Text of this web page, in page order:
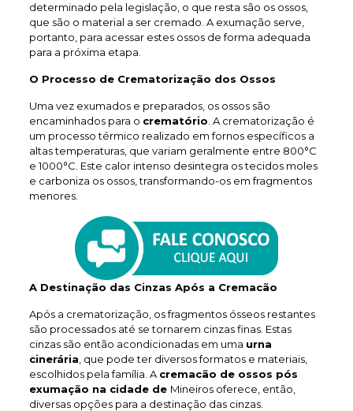
determinado pela legislação, o que resta são os ossos,
que são o material a ser cremado. A exumação serve,
portanto, para acessar estes ossos de forma adequada
para a próxima etapa.
O Processo de Crematorização dos Ossos
Uma vez exumados e preparados, os ossos são
encaminhados para o crematório . A crematorização é
um processo térmico realizado em fornos específicos a
altas temperaturas, que variam geralmente entre 800°C
e 1000°C. Este calor intenso desintegra os tecidos moles
e carboniza os ossos, transformando-os em fragmentos
menores.
A Destinação das Cinzas Após a Cremacão
Após a crematorização, os fragmentos ósseos restantes
são processados até se tornarem cinzas finas. Estas
cinzas são então acondicionadas em uma urna
cinerária , que pode ter diversos formatos e materiais,
escolhidos pela família. A cremacão de ossos pós
exumação na cidade de Mineiros oferece, então,
diversas opções para a destinação das cinzas.